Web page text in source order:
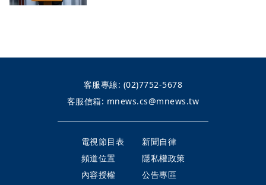
客服專線: (02)7752-5678
客服信箱: mnews.cs@mnews.tw
電視節目表
新聞自律
頻道位置
隱私權政策
內容授權
公告專區